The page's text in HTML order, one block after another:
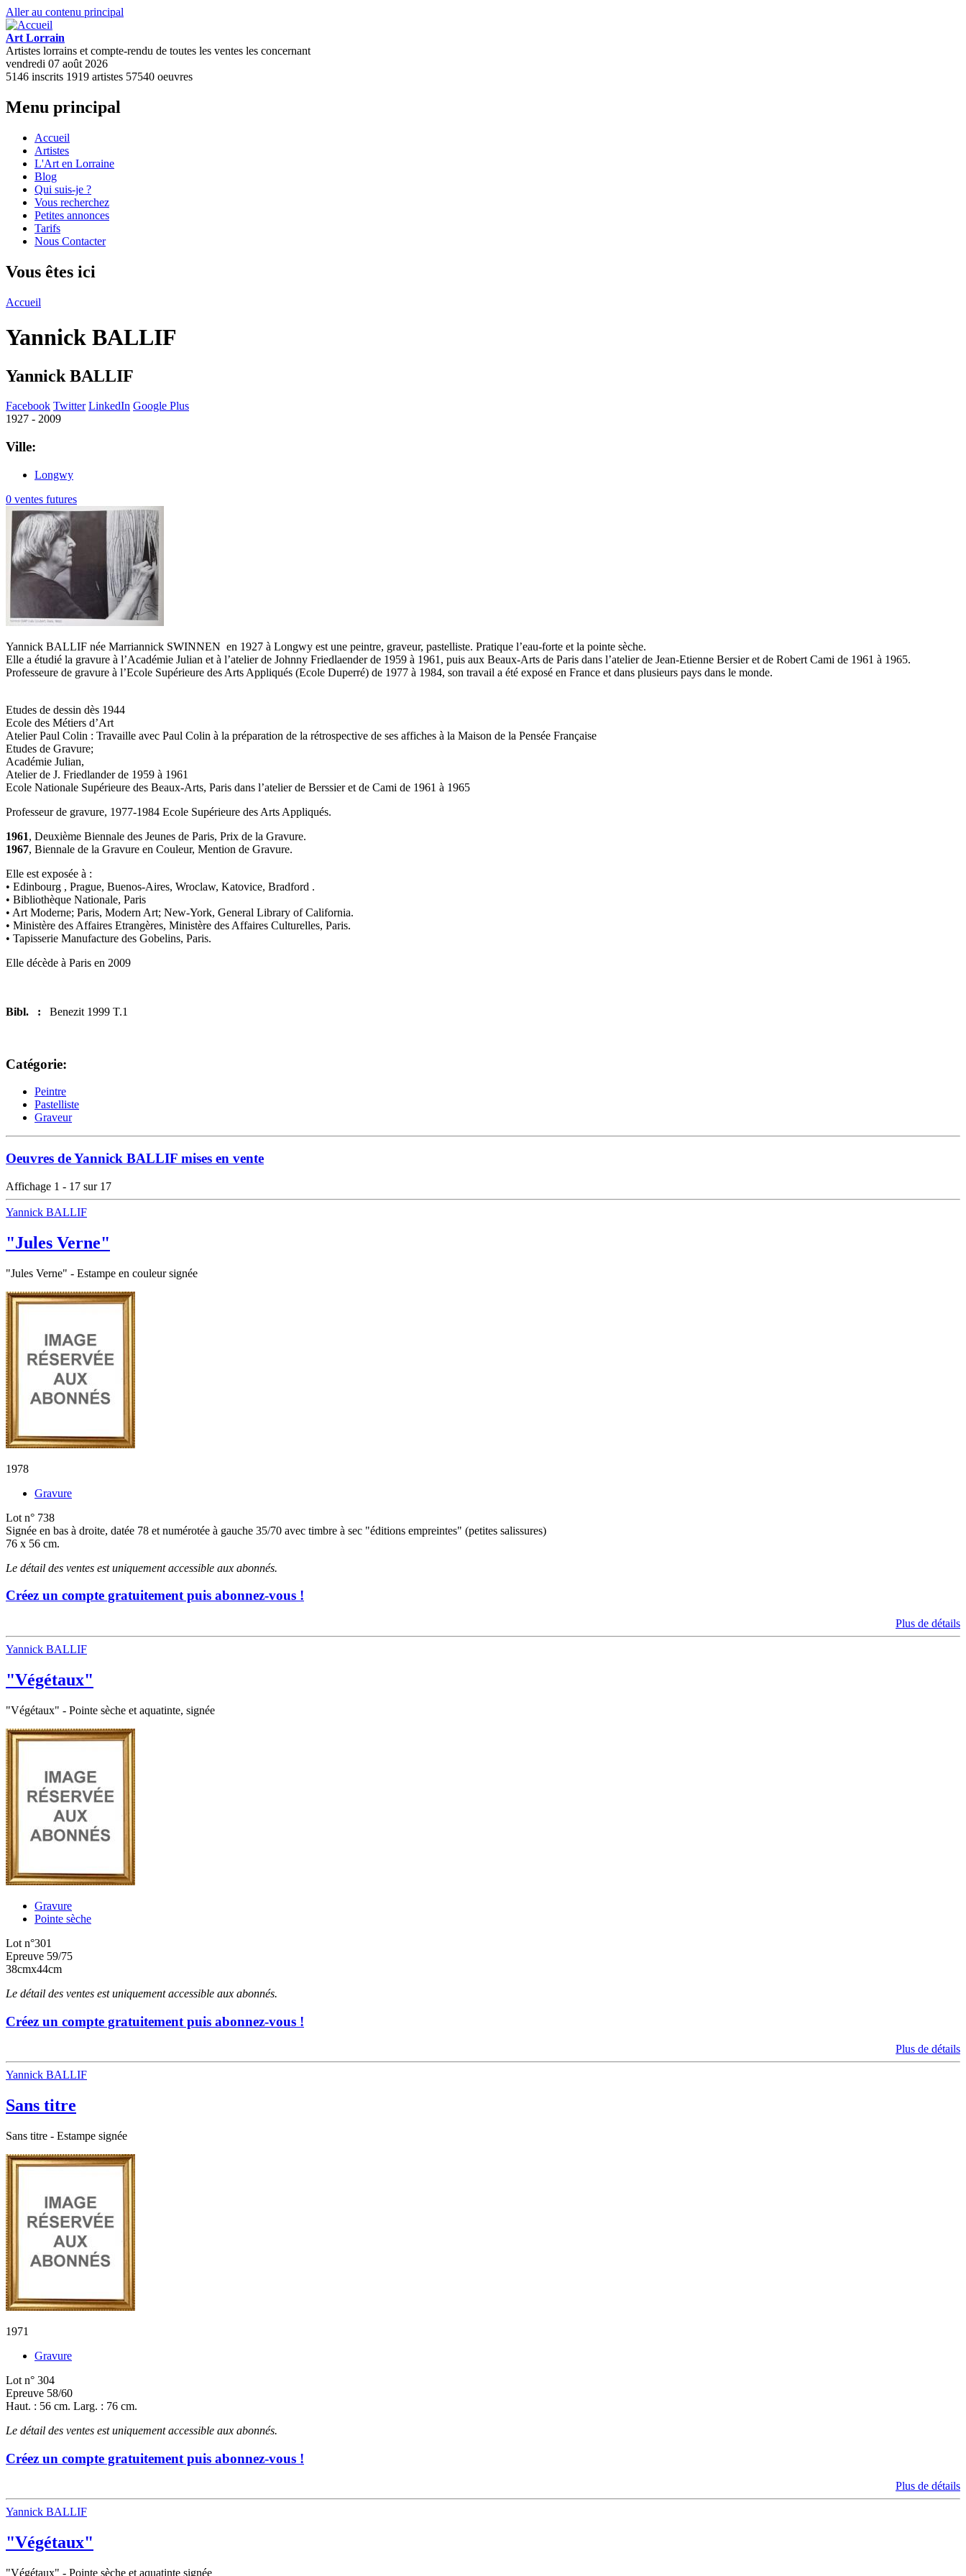
Aller au contenu principal
Art Lorrain
Artistes lorrains et compte-rendu de toutes les ventes les concernant
vendredi 07 août 2026
5146 inscrits 1919 artistes 57540 oeuvres
Menu principal
Accueil
Artistes
L'Art en Lorraine
Blog
Qui suis-je ?
Vous recherchez
Petites annonces
Tarifs
Nous Contacter
Vous êtes ici
Accueil
Yannick BALLIF
Yannick BALLIF
Facebook Twitter LinkedIn Google Plus
1927 - 2009
Ville:
Longwy
0 ventes futures
Yannick BALLIF née Marriannick SWINNEN en 1927 à Longwy est une peintre, graveur, pastelliste. Pratique l’eau-forte et la pointe sèche.
Elle a étudié la gravure à l’Académie Julian et à l’atelier de Johnny Friedlaender de 1959 à 1961, puis aux Beaux-Arts de Paris dans l’atelier de Jean-Etienne Bersier et de Robert Cami de 1961 à 1965.
Professeure de gravure à l’Ecole Supérieure des Arts Appliqués (Ecole Duperré) de 1977 à 1984, son travail a été exposé en France et dans plusieurs pays dans le monde.
Etudes de dessin dès 1944
Ecole des Métiers d’Art
Atelier Paul Colin : Travaille avec Paul Colin à la préparation de la rétrospective de ses affiches à la Maison de la Pensée Française
Etudes de Gravure;
Académie Julian,
Atelier de J. Friedlander de 1959 à 1961
Ecole Nationale Supérieure des Beaux-Arts, Paris dans l’atelier de Berssier et de Cami de 1961 à 1965
Professeur de gravure, 1977-1984 Ecole Supérieure des Arts Appliqués.
1961, Deuxième Biennale des Jeunes de Paris, Prix de la Gravure.
1967, Biennale de la Gravure en Couleur, Mention de Gravure.
Elle est exposée à :
• Edinbourg , Prague, Buenos-Aires, Wroclaw, Katovice, Bradford .
• Bibliothèque Nationale, Paris
• Art Moderne; Paris, Modern Art; New-York, General Library of California.
• Ministère des Affaires Etrangères, Ministère des Affaires Culturelles, Paris.
• Tapisserie Manufacture des Gobelins, Paris.
Elle décède à Paris en 2009
Bibl. : Benezit 1999 T.1
Catégorie:
Peintre
Pastelliste
Graveur
Oeuvres de Yannick BALLIF mises en vente
Affichage 1 - 17 sur 17
Yannick BALLIF
"Jules Verne"
"Jules Verne" - Estampe en couleur signée
1978
Gravure
Lot n° 738
Signée en bas à droite, datée 78 et numérotée à gauche 35/70 avec timbre à sec "éditions empreintes" (petites salissures)
76 x 56 cm.
Le détail des ventes est uniquement accessible aux abonnés.
Créez un compte gratuitement puis abonnez-vous !
Plus de détails
Yannick BALLIF
"Végétaux"
"Végétaux" - Pointe sèche et aquatinte, signée
Gravure
Pointe sèche
Lot n°301
Epreuve 59/75
38cmx44cm
Le détail des ventes est uniquement accessible aux abonnés.
Créez un compte gratuitement puis abonnez-vous !
Plus de détails
Yannick BALLIF
Sans titre
Sans titre - Estampe signée
1971
Gravure
Lot n° 304
Epreuve 58/60
Haut. : 56 cm. Larg. : 76 cm.
Le détail des ventes est uniquement accessible aux abonnés.
Créez un compte gratuitement puis abonnez-vous !
Plus de détails
Yannick BALLIF
"Végétaux"
"Végétaux" - Pointe sèche et aquatinte signée